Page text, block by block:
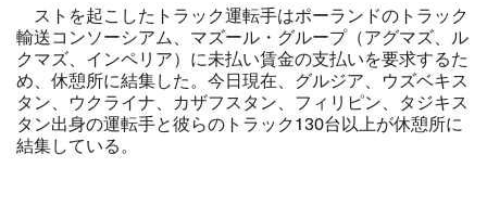
ストを起こしたトラック運転手はポーランドのトラック
輸送コンソーシアム、マズール・グループ（アグマズ、ル
クマズ、インペリア）に未払い賃金の支払いを要求するた
め、休憩所に結集した。今日現在、グルジア、ウズベキス
タン、ウクライナ、カザフスタン、フィリピン、タジキス
タン出身の運転手と彼らのトラック130台以上が休憩所に
結集している。